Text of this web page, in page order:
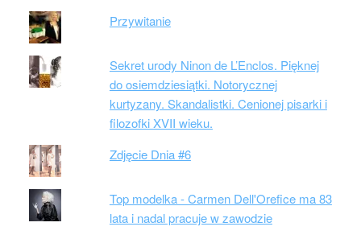
Przywitanie
Sekret urody Ninon de L’Enclos. Pięknej
do osiemdziesiątki. Notorycznej
kurtyzany. Skandalistki. Cenionej pisarki i
filozofki XVII wieku.
Zdjęcie Dnia #6
Top modelka - Carmen Dell'Orefice ma 83
lata i nadal pracuje w zawodzie